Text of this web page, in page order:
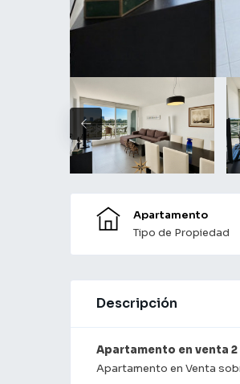
Apartamento
Tipo de Propiedad
Descripción
Apartamento en venta
Apartamento en Venta